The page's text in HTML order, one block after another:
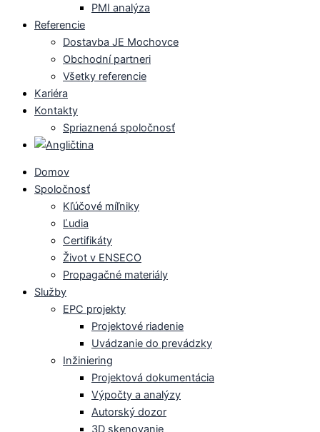
PMI analýza
Referencie
Dostavba JE Mochovce
Obchodní partneri
Všetky referencie
Kariéra
Kontakty
Spriaznená spoločnosť
Domov
Spoločnosť
Kľúčové míľniky
Ľudia
Certifikáty
Život v ENSECO
Propagačné materiály
Služby
EPC projekty
Projektové riadenie
Uvádzanie do prevádzky
Inžiniering
Projektová dokumentácia
Výpočty a analýzy
Autorský dozor
3D skenovanie